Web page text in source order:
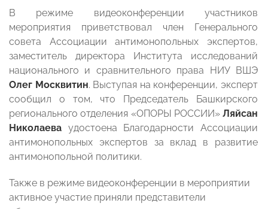
В режиме видеоконференции участников
мероприятия приветствовал член Генерального
совета Ассоциации антимонопольных экспертов,
заместитель директора Института исследований
национального и сравнительного права НИУ ВШЭ
Олег Москвитин. Выступая на конференции, эксперт
сообщил о том, что Председатель Башкирского
регионального отделения «ОПОРЫ РОССИИ» Ляйсан
Николаева удостоена Благодарности Ассоциации
антимонопольных экспертов за вклад в развитие
антимонопольной политики.
Также в режиме видеоконференции в мероприятии
активное участие приняли представители